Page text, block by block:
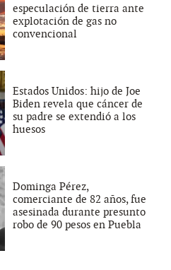
especulación de tierra ante
explotación de gas no
convencional
Estados Unidos: hijo de Joe
Biden revela que cáncer de
su padre se extendió a los
huesos
Dominga Pérez,
comerciante de 82 años, fue
asesinada durante presunto
robo de 90 pesos en Puebla